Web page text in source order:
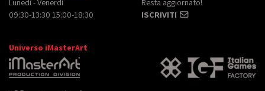
09:30-13:30 15:00-18:30
ISCRIVITI
Universo iMasterArt